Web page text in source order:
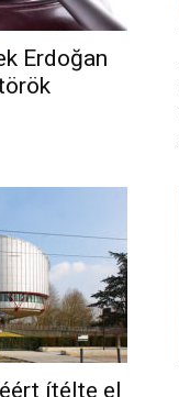
Erdoğan
ítélte el